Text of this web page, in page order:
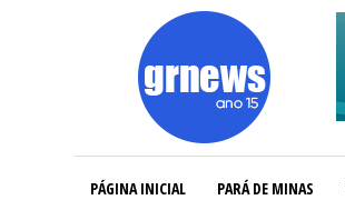
PÁGINA INICIAL PARÁ DE MINAS